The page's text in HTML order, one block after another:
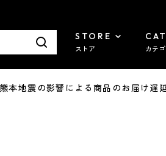
STORE
ストア カテゴ
地震の影響による商品のお届け遅